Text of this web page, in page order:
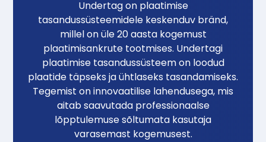
Undertag on plaatimise
tasandussüsteemidele keskenduv bränd,
millel on üle 20 aasta kogemust
plaatimisankrute tootmises. Undertagi
plaatimise tasandussüsteem on loodud
plaatide täpseks ja ühtlaseks tasandamiseks.
Tegemist on innovaatilise lahendusega, mis
aitab saavutada professionaalse
lõpptulemuse sõltumata kasutaja
varasemast kogemusest.